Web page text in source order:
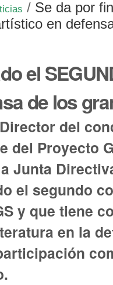
/ Se da por
en
el
de los
del
del Proyecto
Junta
el segundo
y que tiene
en la